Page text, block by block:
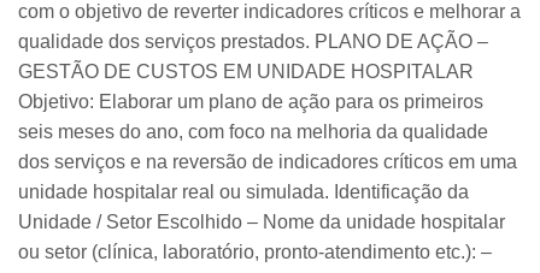
com o objetivo de reverter indicadores críticos e melhorar a
qualidade dos serviços prestados. PLANO DE AÇÃO –
GESTÃO DE CUSTOS EM UNIDADE HOSPITALAR
Objetivo: Elaborar um plano de ação para os primeiros
seis meses do ano, com foco na melhoria da qualidade
dos serviços e na reversão de indicadores críticos em uma
unidade hospitalar real ou simulada. Identificação da
Unidade / Setor Escolhido – Nome da unidade hospitalar
ou setor (clínica, laboratório, pronto-atendimento etc.): –